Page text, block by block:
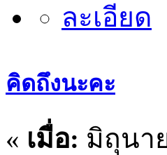
คิดถึงนะคะ
« เมื่อ: มิถุนา